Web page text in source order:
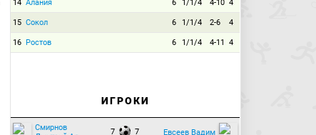
14 Алания 6 1/1/4 4-10 4
15 Сокол 6 1/1/4 2-6 4
16 Ростов 6 1/1/4 4-11 4
ИГРОКИ
Смирнов
7 7 Евсеев Вадим